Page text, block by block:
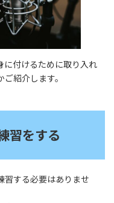
に付けるために取り入れ
紹介します。
習をする
習する必要はありませ